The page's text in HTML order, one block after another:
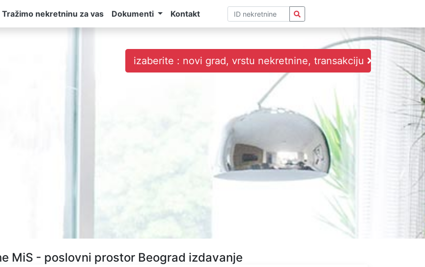
Tražimo nekretninu za vas Dokumenti Kontakt
izaberite : novi grad, vrstu nekretnine, transakciju
MiS - poslovni prostor Beograd izdavanje